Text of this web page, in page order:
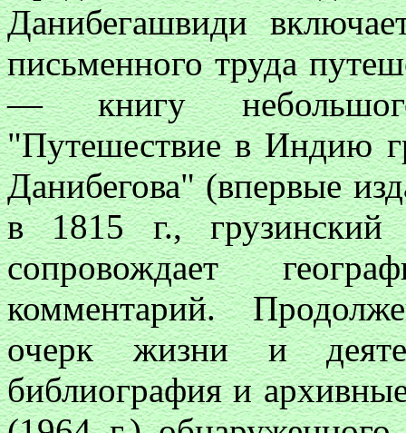
Данибегашвиди
письменного труда
— книгу
"Путешествие в Индию
Данибегова" (впервые
в 1815 г., грузинский
сопровождает
комментарий.
очерк жизни и
библиография и